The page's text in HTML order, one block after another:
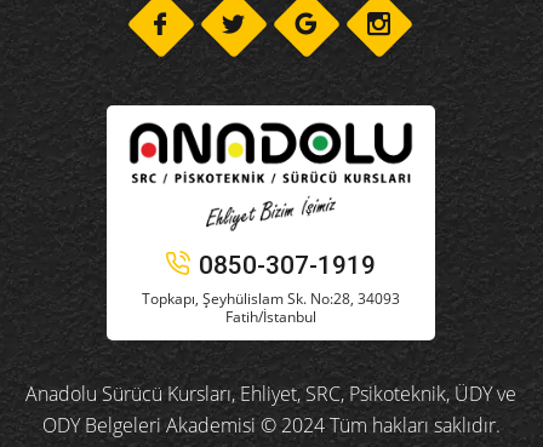
0850-307-1919
Topkapı, Şeyhülislam Sk. No:28, 34093
Fatih/İstanbul
Anadolu Sürücü Kursları, Ehliyet, SRC, Psikoteknik, ÜDY ve
ODY Belgeleri Akademisi © 2024 Tüm hakları saklıdır.